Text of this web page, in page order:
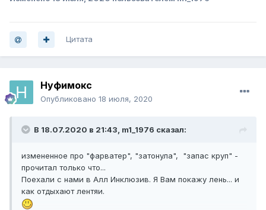
Цитата
Нуфимокс
Опубликовано 18 июля, 2020
В 18.07.2020 в 21:43, m1_1976 сказал:
измененное про "фарватер", "затонула", "запас круп" -
прочитал только что...
Поехали с нами в Алл Инклюзив. Я Вам покажу лень... и
как отдыхают лентяи.